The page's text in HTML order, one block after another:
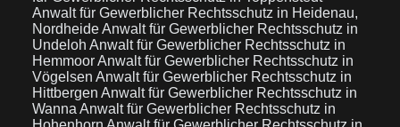
Anwalt für Gewerblicher Rechtsschutz in Heidenau,
NordheideAnwalt für Gewerblicher Rechtsschutz in
Undeloh Anwalt für Gewerblicher Rechtsschutz in
HemmoorAnwalt für Gewerblicher Rechtsschutz in
Vögelsen Anwalt für Gewerblicher Rechtsschutz in
Hittbergen Anwalt für Gewerblicher Rechtsschutz in
Wanna Anwalt für Gewerblicher Rechtsschutz in